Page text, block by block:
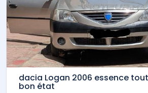
dacia Logan 2006 essence
bon état